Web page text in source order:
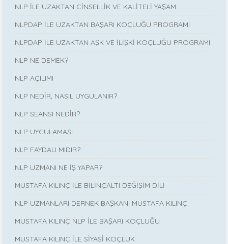
NLP İLE UZAKTAN CİNSELLİK VE KALİTELİ YAŞAM
NLPDAP İLE UZAKTAN BAŞARI KOÇLUĞU PROGRAMI
NLPDAP İLE UZAKTAN AŞK VE İLİŞKİ KOÇLUĞU PROGRAMI
NLP NE DEMEK?
NLP AÇILIMI
NLP NEDİR, NASIL UYGULANIR?
NLP SEANSI NEDİR?
NLP UYGULAMASI
NLP FAYDALI MIDIR?
NLP UZMANI NE İŞ YAPAR?
MUSTAFA KILINÇ İLE BİLİNÇALTI DEĞİŞİM DİLİ
NLP UZMANLARI DERNEK BAŞKANI MUSTAFA KILINÇ
MUSTAFA KILINÇ NLP İLE BAŞARI KOÇLUĞU
MUSTAFA KILINÇ İLE SİYASİ KOÇLUK